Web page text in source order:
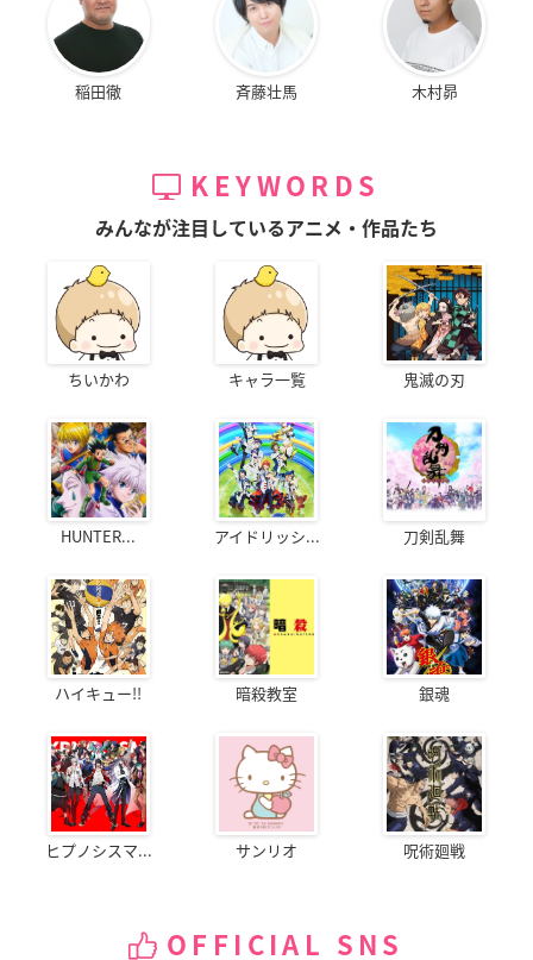
稲田徹 斉藤壮馬 木村昴
KEYWORDS
みんなが注目しているアニメ・作品たち
ちいかわ キャラ一覧 鬼滅の刃
HUNTER... アイドリッシ... 刀剣乱舞
ハイキュー!! 暗殺教室 銀魂
ヒプノシスマ... サンリオ 呪術廻戦
OFFICIAL SNS